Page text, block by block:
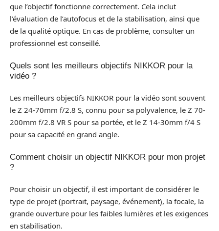
que l’objectif fonctionne correctement. Cela inclut
l’évaluation de l’autofocus et de la stabilisation, ainsi que
de la qualité optique. En cas de problème, consulter un
professionnel est conseillé.
Quels sont les meilleurs objectifs NIKKOR pour la
vidéo ?
Les meilleurs objectifs NIKKOR pour la vidéo sont souvent
le Z 24-70mm f/2.8 S, connu pour sa polyvalence, le Z 70-
200mm f/2.8 VR S pour sa portée, et le Z 14-30mm f/4 S
pour sa capacité en grand angle.
Comment choisir un objectif NIKKOR pour mon projet
?
Pour choisir un objectif, il est important de considérer le
type de projet (portrait, paysage, événement), la focale, la
grande ouverture pour les faibles lumières et les exigences
en stabilisation.